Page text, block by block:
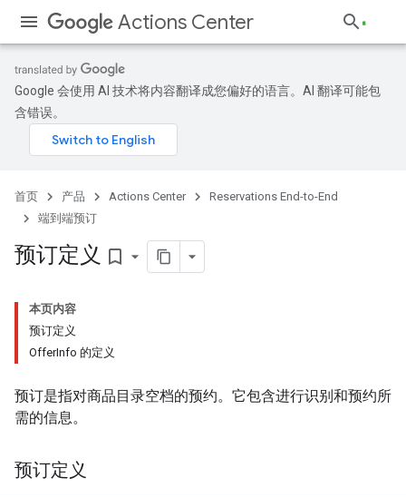
Actions Center
Google 会使用 AI 技术将内容翻译成您偏好的语言。AI 翻译可能包
含错误。
首页 产品 Actions Center
Reservations End-to-End
端到端预订
预订定义 bookmark_border
本页内容
预订定义
OfferInfo 的定义
预订是指对商品目录空档的预约。它包含进行识别和预约所
需的信息。
预订定义